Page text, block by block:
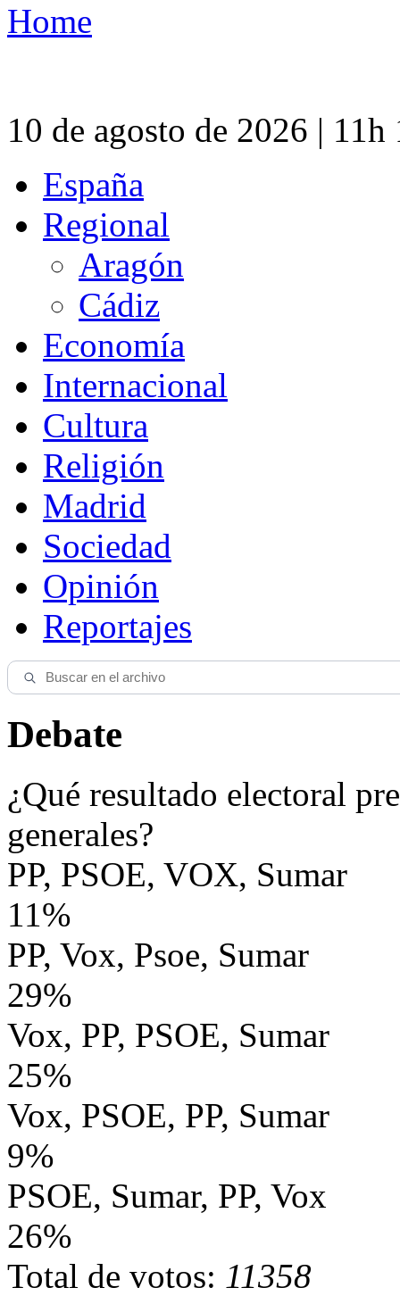
Home
10 de agosto de 2026 |
España
Regional
Aragón
Cádiz
Economía
Internacional
Cultura
Religión
Madrid
Sociedad
Opinión
Reportajes
Debate
¿Qué resultado electoral
generales?
PP, PSOE, VOX, Sumar
11%
PP, Vox, Psoe, Sumar
29%
Vox, PP, PSOE, Sumar
25%
Vox, PSOE, PP, Sumar
9%
PSOE, Sumar, PP, Vox
26%
Total de votos: 11358